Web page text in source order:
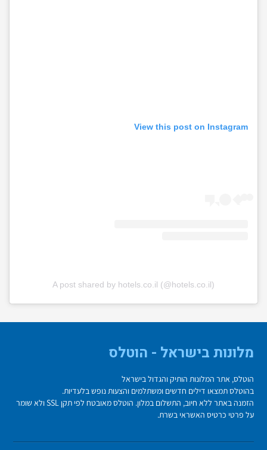
View this post on Instagram
A post shared by hotels.co.il (@hotels.co.il)
מלונות בישראל - הוטלס
הוטלס, אתר המלונות הותיק והגדול בישראל
בהוטלס תמצאו דילים חדשים ומשתלמים והצעות נופש בלעדיות.
הזמנה באתר ללא חיוב, התשלום במלון. הוטלס מאובטח לפי תקן SSL ולא שומר
על פרטי כרטיס האשראי בשרת.